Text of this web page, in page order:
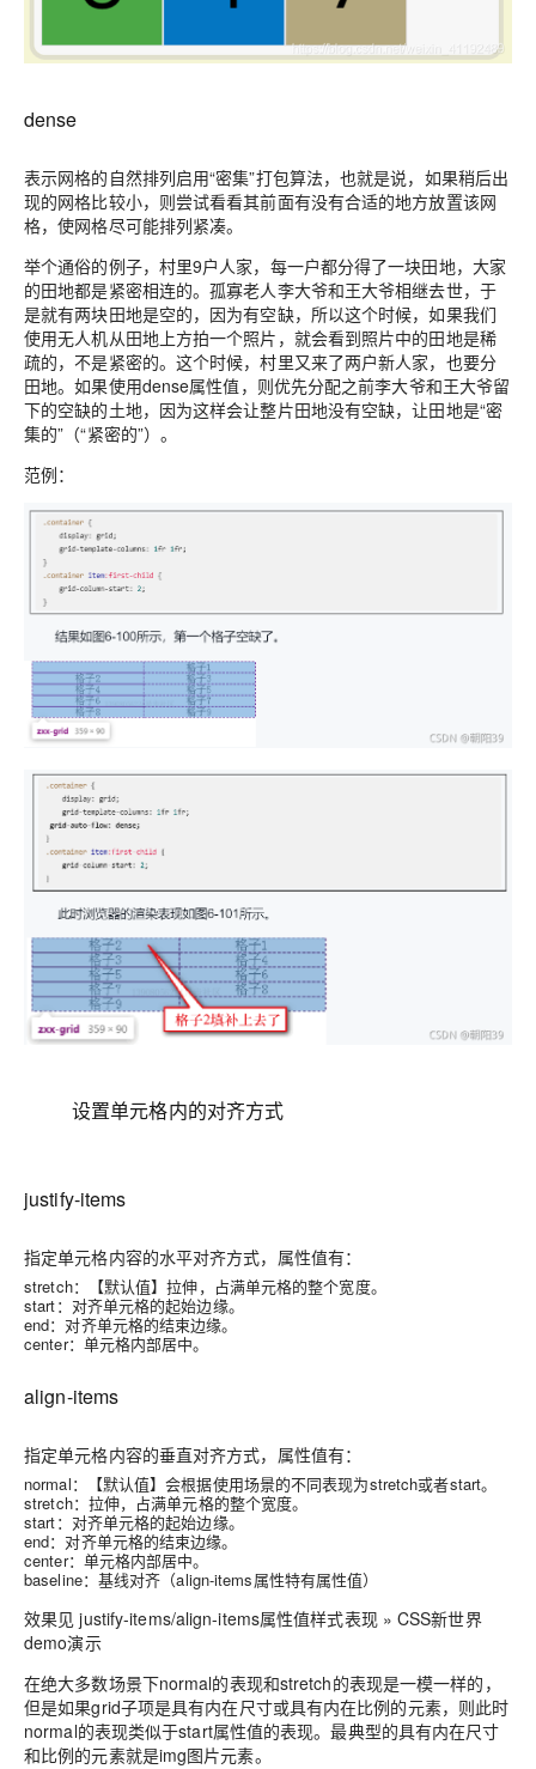
dense
表示网格的自然排列启用“密集”打包算法，也就是说，如果稍后出
现的网格比较小，则尝试看看其前面有没有合适的地方放置该网
格，使网格尽可能排列紧凑。
举个通俗的例子，村里9户人家，每一户都分得了一块田地，大家
的田地都是紧密相连的。孤寡老人李大爷和王大爷相继去世，于
是就有两块田地是空的，因为有空缺，所以这个时候，如果我们
使用无人机从田地上方拍一个照片，就会看到照片中的田地是稀
疏的，不是紧密的。这个时候，村里又来了两户新人家，也要分
田地。如果使用dense属性值，则优先分配之前李大爷和王大爷留
下的空缺的土地，因为这样会让整片田地没有空缺，让田地是“密
集的”（“紧密的”）。
范例：
设置单元格内的对齐方式
justify-items
指定单元格内容的水平对齐方式，属性值有：
stretch：【默认值】拉伸，占满单元格的整个宽度。
start：对齐单元格的起始边缘。
end：对齐单元格的结束边缘。
center：单元格内部居中。
align-items
指定单元格内容的垂直对齐方式，属性值有：
normal：【默认值】会根据使用场景的不同表现为stretch或者start。
stretch：拉伸，占满单元格的整个宽度。
start：对齐单元格的起始边缘。
end：对齐单元格的结束边缘。
center：单元格内部居中。
baseline：基线对齐（align-items属性特有属性值）
效果见 justify-items/align-items属性值样式表现 » CSS新世界
demo演示
在绝大多数场景下normal的表现和stretch的表现是一模一样的，
但是如果grid子项是具有内在尺寸或具有内在比例的元素，则此时
normal的表现类似于start属性值的表现。最典型的具有内在尺寸
和比例的元素就是img图片元素。